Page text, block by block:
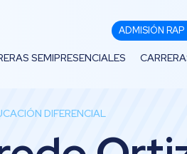
ADMISIÓN RAP
SEMIPRESENCIALES
DIFERENCIAL